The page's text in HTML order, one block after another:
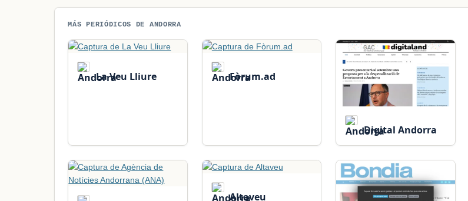
MÁS PERIÓDICOS DE ANDORRA
La Veu Lliure Fòrum.ad
Digital Andorra
Altaveu